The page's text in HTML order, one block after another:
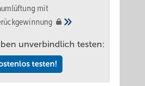
mit
unverbindlich testen:
testen!